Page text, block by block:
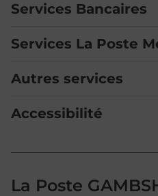
Services Bancaires
Services La Poste
Autres services
Accessibilité
La Poste